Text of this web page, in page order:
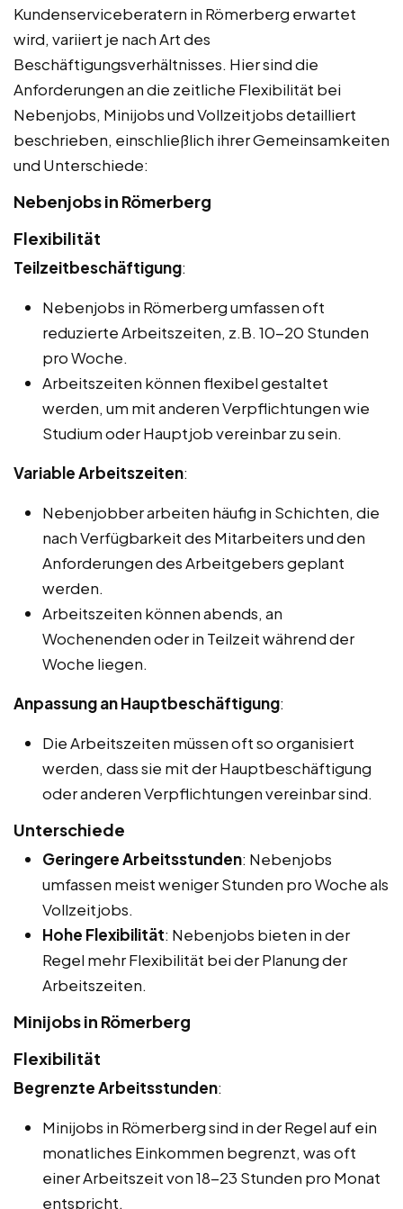
Kundenserviceberatern in Römerberg erwartet
wird, variiert je nach Art des
Beschäftigungsverhältnisses. Hier sind die
Anforderungen an die zeitliche Flexibilität bei
Nebenjobs, Minijobs und Vollzeitjobs detailliert
beschrieben, einschließlich ihrer Gemeinsamkeiten
und Unterschiede:
Nebenjobs in Römerberg
Flexibilität
Teilzeitbeschäftigung:
Nebenjobs in Römerberg umfassen oft
reduzierte Arbeitszeiten, z.B. 10-20 Stunden
pro Woche.
Arbeitszeiten können flexibel gestaltet
werden, um mit anderen Verpflichtungen wie
Studium oder Hauptjob vereinbar zu sein.
Variable Arbeitszeiten:
Nebenjobber arbeiten häufig in Schichten, die
nach Verfügbarkeit des Mitarbeiters und den
Anforderungen des Arbeitgebers geplant
werden.
Arbeitszeiten können abends, an
Wochenenden oder in Teilzeit während der
Woche liegen.
Anpassung an Hauptbeschäftigung:
Die Arbeitszeiten müssen oft so organisiert
werden, dass sie mit der Hauptbeschäftigung
oder anderen Verpflichtungen vereinbar sind.
Unterschiede
Geringere Arbeitsstunden: Nebenjobs
umfassen meist weniger Stunden pro Woche als
Vollzeitjobs.
Hohe Flexibilität: Nebenjobs bieten in der
Regel mehr Flexibilität bei der Planung der
Arbeitszeiten.
Minijobs in Römerberg
Flexibilität
Begrenzte Arbeitsstunden:
Minijobs in Römerberg sind in der Regel auf ein
monatliches Einkommen begrenzt, was oft
einer Arbeitszeit von 18-23 Stunden pro Monat
entspricht.